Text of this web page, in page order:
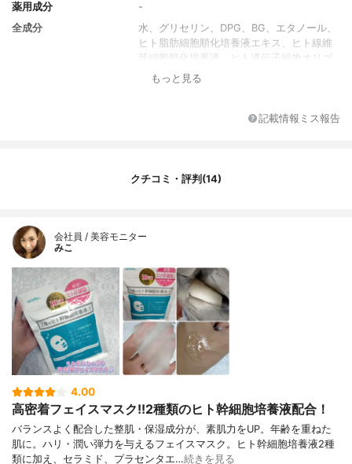
薬用成分
-
全成分
水、グリセリン、DPG、BG、エタノール、
ヒト脂肪細胞順化培養液エキス、ヒト線維
芽細胞順化培養液、ヒト遺伝子組換オリゴ
ペプチド-1、セラミドNP、プラセンタエキ
溶性コラーゲン、加水分解コラーゲン、ア
ボマー、ポリソルベート80、PEG-60水添
内容量
香り
製造国
日本
内容量のバリエーション
10枚
もっと見る
記載情報ミス報告
クチコミ・評判(14)
会社員 / 美容モニター
みこ
4.00
高密着フェイスマスク!!2種類のヒト幹細胞培養液配合！
バランスよく配合した整肌・保湿成分が、素肌力をUP。年齢を重ねた
肌に。ハリ・潤い弾力を与えるフェイスマスク。ヒト幹細胞培養液2種
類に加え、セラミド、プラセンタエ…続きを見る